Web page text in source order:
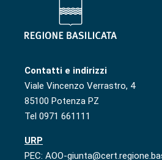
Contatti e indirizzi
Viale Vincenzo Verrastro, 4
85100 Potenza PZ
Tel 0971 661111
URP
PEC: AOO-